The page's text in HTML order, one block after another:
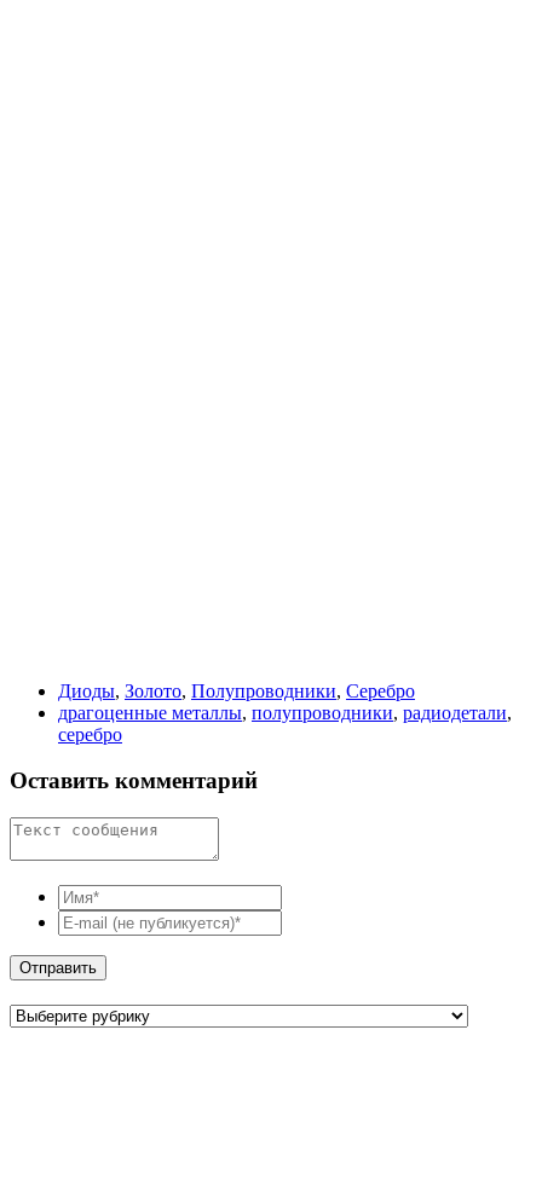
Диоды, Золото, Полупроводники, Серебро
драгоценные металлы, полупроводники, радиодетали,
серебро
Оставить комментарий